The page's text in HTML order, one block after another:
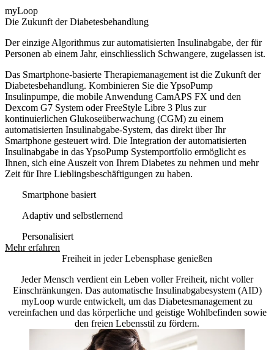
myLoop
Die Zukunft der Diabetesbehandlung
Der einzige Algorithmus zur automatisierten Insulinabgabe, der für
Personen ab einem Jahr, einschliesslich Schwangere, zugelassen ist.
Das Smartphone-basierte Therapiemanagement ist die Zukunft der
Diabetesbehandlung. Kombinieren Sie die YpsoPump
Insulinpumpe, die mobile Anwendung CamAPS FX und den
Dexcom G7 System oder FreeStyle Libre 3 Plus zur
kontinuierlichen Glukoseüberwachung (CGM) zu einem
automatisierten Insulinabgabe-System, das direkt über Ihr
Smartphone gesteuert wird. Die Integration der automatisierten
Insulinabgabe in das YpsoPump Systemportfolio ermöglicht es
Ihnen, sich eine Auszeit von Ihrem Diabetes zu nehmen und mehr
Zeit für Ihre Lieblingsbeschäftigungen zu haben.
Smartphone basiert
Adaptiv und selbstlernend
Personalisiert
Mehr erfahren
Freiheit in jeder Lebensphase genießen
Jeder Mensch verdient ein Leben voller Freiheit, nicht voller
Einschränkungen. Das automatische Insulinabgabesystem (AID)
myLoop wurde entwickelt, um das Diabetesmanagement zu
vereinfachen und das körperliche und geistige Wohlbefinden sowie
den freien Lebensstil zu fördern.